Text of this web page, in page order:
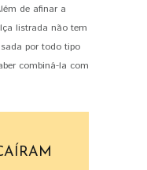
de afinar a
listrada não tem
por todo tipo
combiná-la com